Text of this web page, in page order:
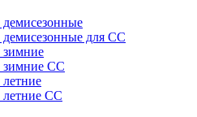
для СС
зимние СС
летние СС